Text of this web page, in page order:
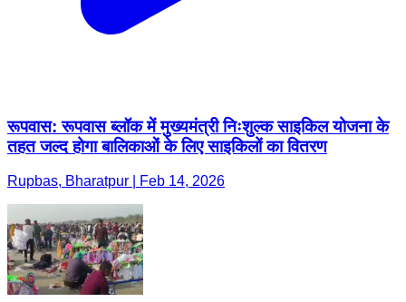
रूपवास: रूपवास ब्लॉक में मुख्यमंत्री निःशुल्क साइकिल योजना के
तहत जल्द होगा बालिकाओं के लिए साइकिलों का वितरण
Rupbas, Bharatpur | Feb 14, 2026